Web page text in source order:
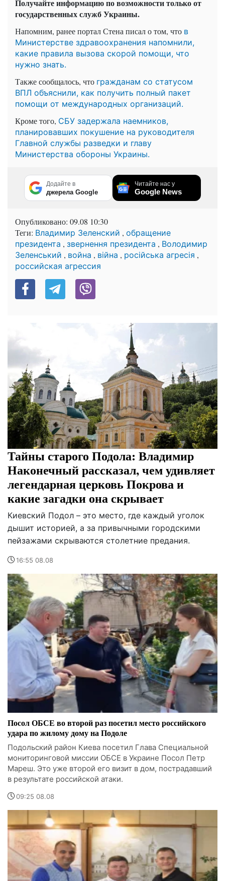
Получайте информацию по возможности только от
государственных служб Украины.
Напомним, ранее портал Стена писал о том, что в
Министерстве здравоохранения напомнили,
какие правила вызова скорой помощи, что
нужно знать.
Также сообщалось, что гражданам со статусом
ВПЛ объяснили, как получить полный пакет
помощи от международных организаций.
Кроме того, СБУ задержала наемников,
планировавших покушение на руководителя
Главной службы разведки и главу
Министерства обороны Украины.
Додайте в
джерела Google
Читайте нас у
Google News
Опубликовано: 09.08 10:30
Теги: Владимир Зеленский , обращение
президента , звернення президента , Володимир
Зеленський , война , війна , російська агресія ,
российская агрессия
Тайны старого Подола: Владимир
Наконечный рассказал, чем удивляет
легендарная церковь Покрова и
какие загадки она скрывает
Киевский Подол – это место, где каждый уголок
дышит историей, а за привычными городскими
пейзажами скрываются столетние предания.
16:55 08.08
Посол ОБСЕ во второй раз посетил место российского
удара по жилому дому на Подоле
Подольский район Киева посетил Глава Специальной
мониторинговой миссии ОБСЕ в Украине Посол Петр
Мареш. Это уже второй его визит в дом, пострадавший
в результате российской атаки.
09:25 08.08